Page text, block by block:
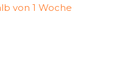
von 1 Woche